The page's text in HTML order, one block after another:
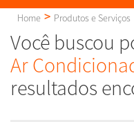
Home
Produtos e Serviços
Você buscou
Ar
resultados